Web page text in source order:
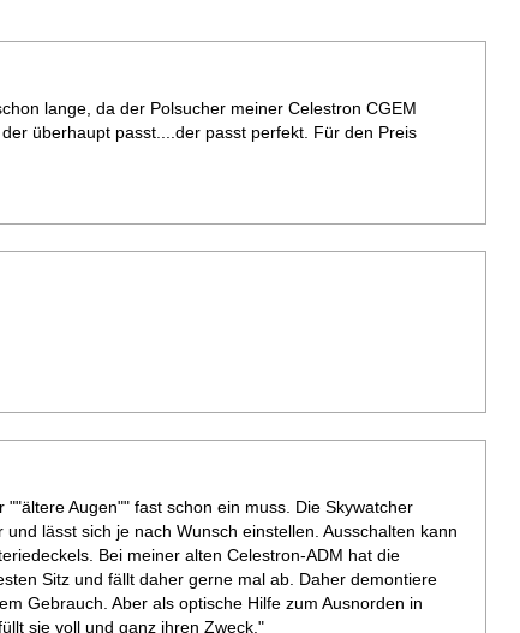
lange, da der Polsucher meiner Celestron CGEM
überhaupt passt....der passt perfekt. Für den Preis
Augen"" fast schon ein muss. Die Skywatcher
lässt sich je nach Wunsch einstellen. Ausschalten kann
Bei meiner alten Celestron-ADM hat die
Sitz und fällt daher gerne mal ab. Daher demontiere
Gebrauch. Aber als optische Hilfe zum Ausnorden in
sie voll und ganz ihren Zweck."